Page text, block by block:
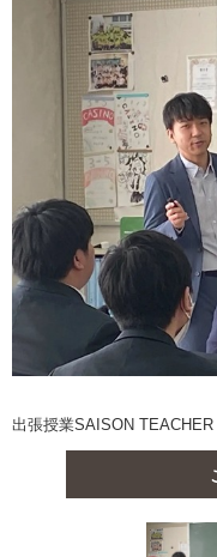
出張授業SAISON TEACHER